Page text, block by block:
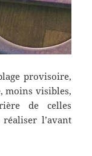
provisoire,
moins visibles,
de celles
l’avant